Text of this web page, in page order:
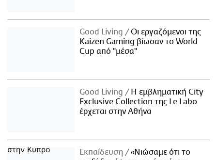
Good Living
Οι εργαζόμενοι της
Kaizen Gaming βίωσαν το World
Cup από "μέσα"
Good Living
Η εμβληματική City
Exclusive Collection της Le Labo
έρχεται στην Αθήνα
Εκπαίδευση
«Νιώσαμε ότι το